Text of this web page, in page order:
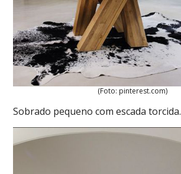
(Foto: pinterest.com)
Sobrado pequeno com escada torcida.